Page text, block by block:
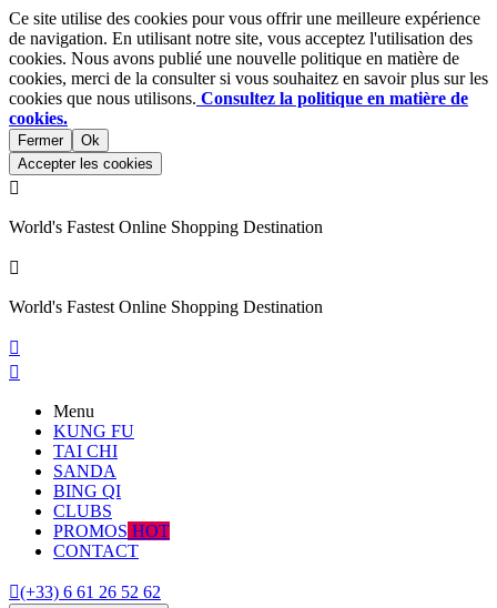
Ce site utilise des cookies pour vous offrir une meilleure expérience
de navigation. En utilisant notre site, vous acceptez l'utilisation des
cookies. Nous avons publié une nouvelle politique en matière de
cookies, merci de la consulter si vous souhaitez en savoir plus sur les
cookies que nous utilisons. Consultez la politique en matière de
cookies.
Fermer
Ok
Accepter les cookies

World's Fastest Online Shopping Destination

World's Fastest Online Shopping Destination


Menu
KUNG FU
TAI CHI
SANDA
BING QI
CLUBS
PROMOS HOT
CONTACT
(+33) 6 61 26 52 62